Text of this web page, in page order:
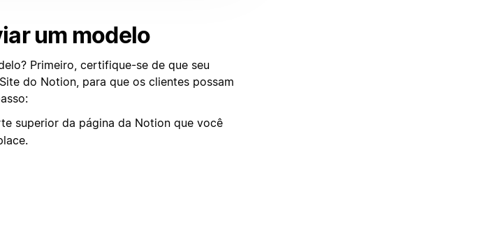
um modelo
Primeiro, certifique-se de que seu
do Notion, para que os clientes possam
superior da página da Notion que você